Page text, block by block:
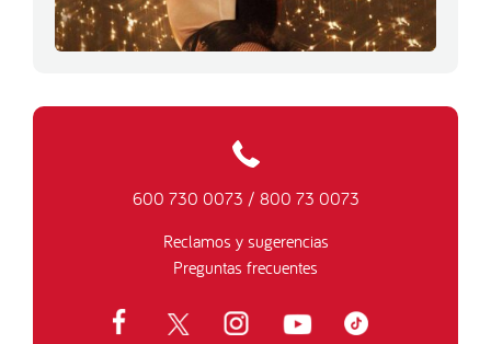
600 730 0073 / 800 73 0073
Reclamos y sugerencias
Preguntas frecuentes